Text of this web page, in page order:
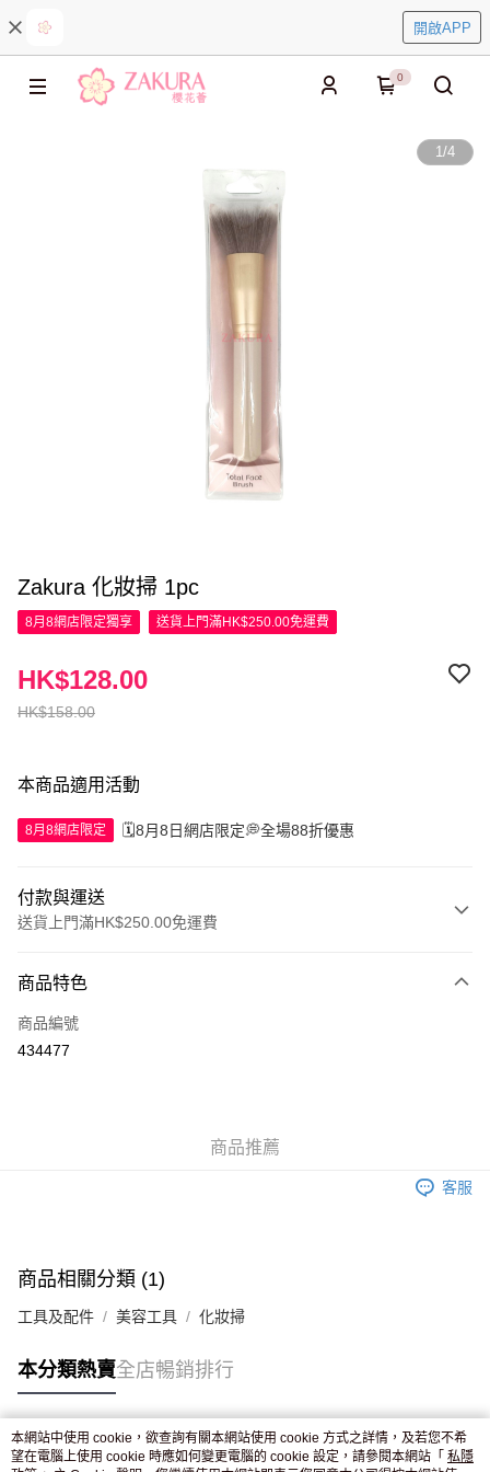
開啟APP
0
1/4
Zakura 化妝掃 1pc
8月8網店限定獨享 送貨上門滿HK$250.00免運費
HK$158.00
HK$128.00
本商品適用活動
8月8網店限定 🗓️8月8日網店限定💭全場88折優惠
付款與運送
送貨上門滿HK$250.00免運費
信用卡
Apple Pay
付款後門市自取，訂單確認後2-4個工作天到店，7天內取。逾期後
商品特色
商品編號
434477
商品推薦
客服
商品相關分類 (1)
工具及配件 美容工具 化妝掃
本分類熱賣全店暢銷排行
熱門標籤
本網站中使用 cookie，欲查詢有關本網站使用 cookie 方式之詳情，及若您不希
望在電腦上使用 cookie 時應如何變更電腦的 cookie 設定，請參閱本網站「 私隱